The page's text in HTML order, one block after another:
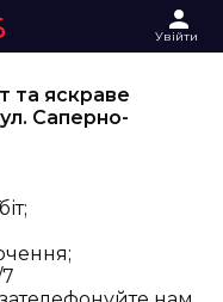
Увійти
Слобідська
та яскраве
Саперно-